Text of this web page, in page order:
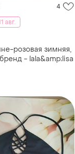
4
авг.
- lala&amp;lisa